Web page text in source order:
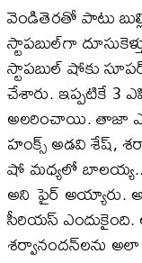
వెండితెరతో పాటు
స్టాపబుల్​గా
స్టాపబుల్​ షోకు
చేశారు. ఇప్పటికే 3
అలరించాయి. తాజా
హంక్స్ అడవి శేష్,
షో మధ్యలో బాలయ్య..
అని ఫైర్ అయ్యారు.
సీరియస్ ఎందుకైంది.
శర్వానందన్​లను అలా